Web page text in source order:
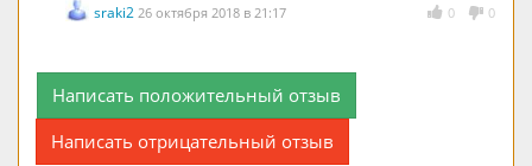
0 0
sraki2 26 октября 2018 в 21:17
Написать положительный отзыв
Написать отрицательный отзыв